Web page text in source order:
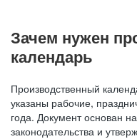
Зачем нужен
календарь
Производственный
указаны рабочие,
года. Документ основан
законодательства и